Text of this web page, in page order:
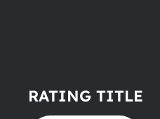
RATING TITLE